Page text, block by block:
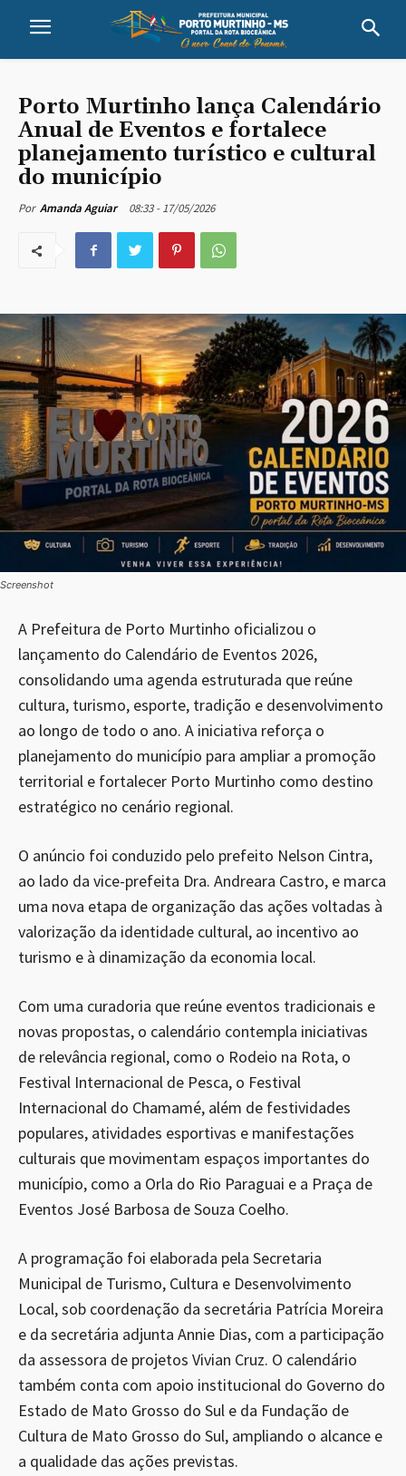
Porto Murtinho lança Calendário
Anual de Eventos e fortalece
planejamento turístico e cultural
do município
Por Amanda Aguiar 08:33 - 17/05/2026
Screenshot
A Prefeitura de Porto Murtinho oficializou o
lançamento do Calendário de Eventos 2026,
consolidando uma agenda estruturada que reúne
cultura, turismo, esporte, tradição e desenvolvimento
ao longo de todo o ano. A iniciativa reforça o
planejamento do município para ampliar a promoção
territorial e fortalecer Porto Murtinho como destino
estratégico no cenário regional.
O anúncio foi conduzido pelo prefeito Nelson Cintra,
ao lado da vice-prefeita Dra. Andreara Castro, e marca
uma nova etapa de organização das ações voltadas à
valorização da identidade cultural, ao incentivo ao
turismo e à dinamização da economia local.
Com uma curadoria que reúne eventos tradicionais e
novas propostas, o calendário contempla iniciativas
de relevância regional, como o Rodeio na Rota, o
Festival Internacional de Pesca, o Festival
Internacional do Chamamé, além de festividades
populares, atividades esportivas e manifestações
culturais que movimentam espaços importantes do
município, como a Orla do Rio Paraguai e a Praça de
Eventos José Barbosa de Souza Coelho.
A programação foi elaborada pela Secretaria
Municipal de Turismo, Cultura e Desenvolvimento
Local, sob coordenação da secretária Patrícia Moreira
e da secretária adjunta Annie Dias, com a participação
da assessora de projetos Vivian Cruz. O calendário
também conta com apoio institucional do Governo do
Estado de Mato Grosso do Sul e da Fundação de
Cultura de Mato Grosso do Sul, ampliando o alcance e
a qualidade das ações previstas.